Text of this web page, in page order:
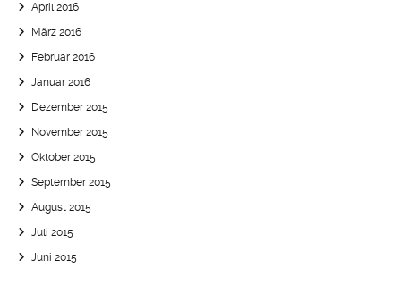
April 2016
März 2016
Februar 2016
Januar 2016
Dezember 2015
November 2015
Oktober 2015
September 2015
August 2015
Juli 2015
Juni 2015